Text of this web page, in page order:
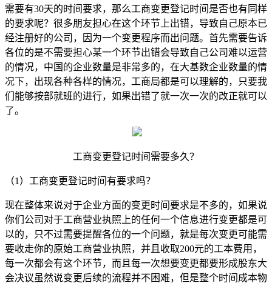
需要有30天的时间要求，那么工商变更登记时间是否也有同样
的要求呢？很多朋友担心在这个环节上出错，导致自己原本已
经注册好的公司，因为一个变更程序而出问题。首先需要告诉
各位的是不需要担心某一个环节出错会导致自己公司难以运营
的情况，中国的企业数量是非常多的，在大基数企业数量的情
况下，出现各种各样的情况，工商局都是可以理解的，只要我
们能够按部就班的进行，如果出错了就一次一次的改正就可以
了。
工商变更登记时间需要多久？
（1）工商变更登记时间有要求吗？
现在整体来说对于企业方面的变更时间要求是不多的，如果说
你们公司对于工商营业执照上的任何一个信息进行变更都是可
以的，只不过需要提醒各位的一个问题，就是每次变更可能需
要收走你的原始工商营业执照，并且收取200元的工本费用，
每一次都会有这个环节，而且每一次想要变更都要形成股东大
会决议虽然说变更后续的流程并不困难，但是整个时间成本物